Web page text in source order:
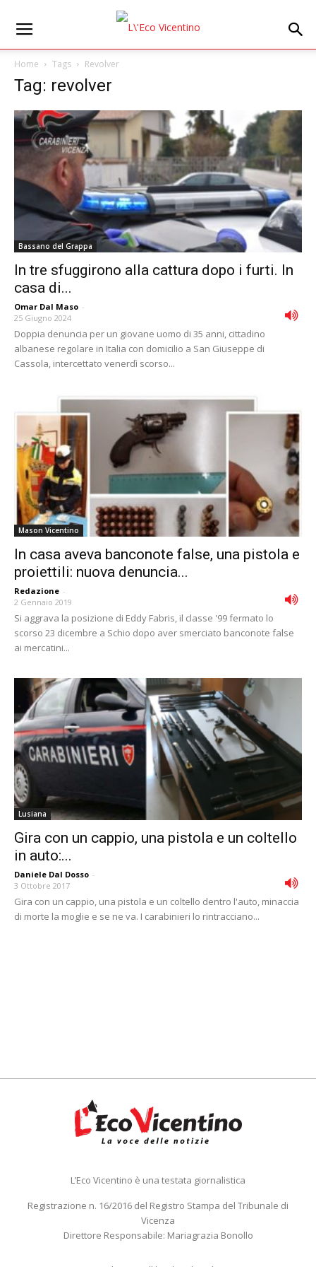
Home Tags Revolver
Tag: revolver
Bassano del Grappa
In tre sfuggirono alla cattura dopo i furti. In
casa di...
Omar Dal Maso -
25 Giugno 2024
Doppia denuncia per un giovane uomo di 35 anni, cittadino
albanese regolare in Italia con domicilio a San Giuseppe di
Cassola, intercettato venerdì scorso...
Mason Vicentino
In casa aveva banconote false, una pistola e
proiettili: nuova denuncia...
Redazione -
2 Gennaio 2019
Si aggrava la posizione di Eddy Fabris, il classe '99 fermato lo
scorso 23 dicembre a Schio dopo aver smerciato banconote false
ai mercatini...
Lusiana
Gira con un cappio, una pistola e un coltello
in auto:...
Daniele Dal Dosso -
3 Ottobre 2017
Gira con un cappio, una pistola e un coltello dentro l'auto, minaccia
di morte la moglie e se ne va. I carabinieri lo rintracciano...
L’Eco Vicentino è una testata giornalistica
Registrazione n. 16/2016 del Registro Stampa del Tribunale di
Vicenza
Direttore Responsabile: Mariagrazia Bonollo